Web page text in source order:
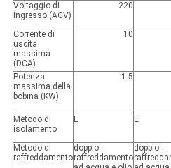
Voltaggio di
ingresso (ACV)
220
Corrente di
uscita
massima
(DCA)
10
Potenza
massima della
bobina (KW)
1.5
Metodo di
isolamento
E E
Metodo di
raffreddamento
doppio
raffreddamento
doppio